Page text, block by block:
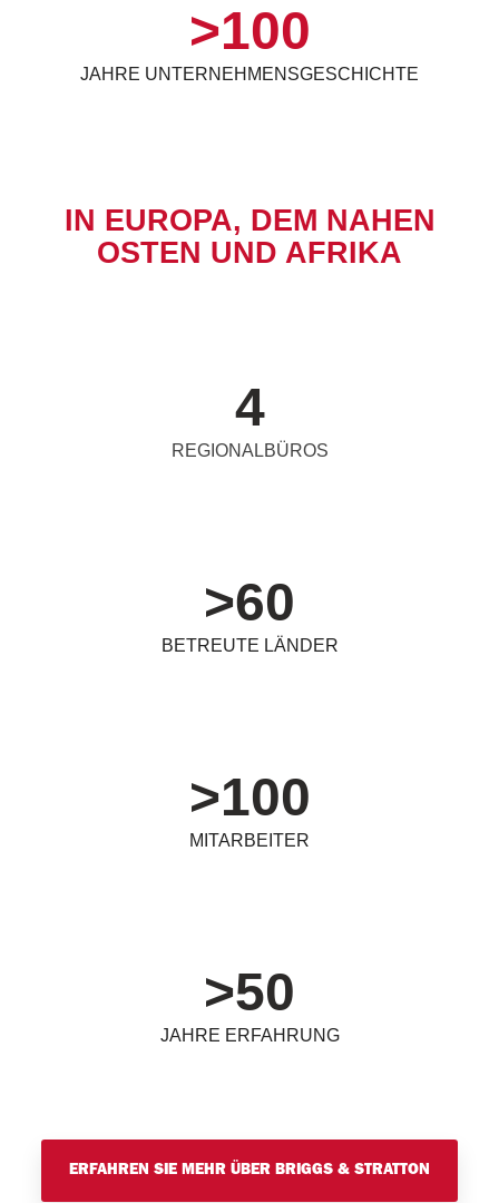
>100
JAHRE UNTERNEHMENSGESCHICHTE
IN EUROPA, DEM NAHEN
OSTEN UND AFRIKA
4
REGIONALBÜROS
>60
BETREUTE LÄNDER
>100
MITARBEITER
>50
JAHRE ERFAHRUNG
ERFAHREN SIE MEHR ÜBER BRIGGS & STRATTON